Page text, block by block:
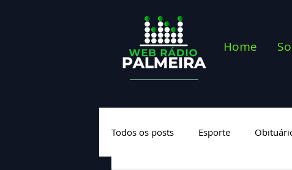
Home
Todos os posts Esporte